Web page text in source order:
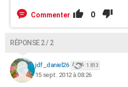
Commenter 0
RÉPONSE 2 / 2
jdf_daniel26 1 813
15 sept. 2012 à 08:26